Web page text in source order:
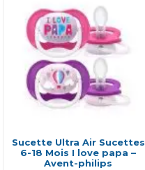
Sucette Ultra Air Sucettes
6-18 Mois I love papa –
Avent-philips